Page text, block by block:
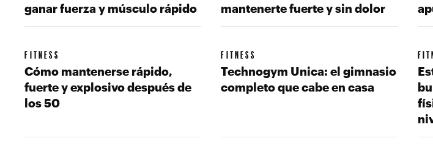
ganar fuerza y músculo rápido
mantenerte fuerte y sin dolor
FITNESS
Cómo mantenerse rápido,
fuerte y explosivo después de
los 50
FITNESS
Technogym Unica: el gimnasio
completo que cabe en casa